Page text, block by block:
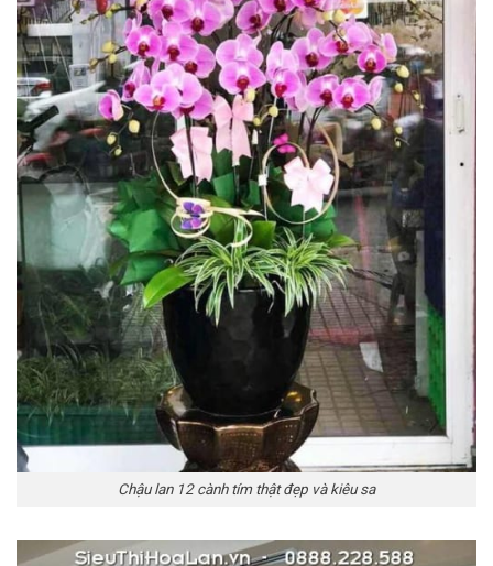
Chậu lan 12 cành tím thật đẹp và kiêu sa